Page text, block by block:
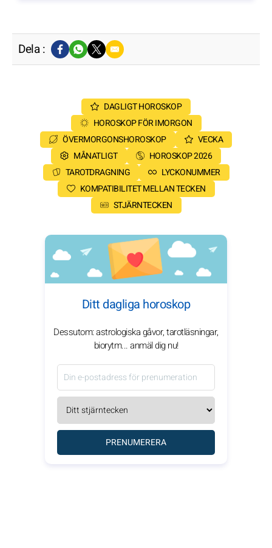
Dela :
DAGLIGT HOROSKOP
HOROSKOP FÖR IMORGON
ÖVERMORGONSHOROSKOP
VECKA
MÅNATLIGT
HOROSKOP 2026
TAROTDRAGNING
LYCKONUMMER
KOMPATIBILITET MELLAN TECKEN
STJÄRNTECKEN
Ditt dagliga horoskop
Dessutom: astrologiska gåvor, tarotläsningar,
biorytm... anmäl dig nu!
PRENUMERERA